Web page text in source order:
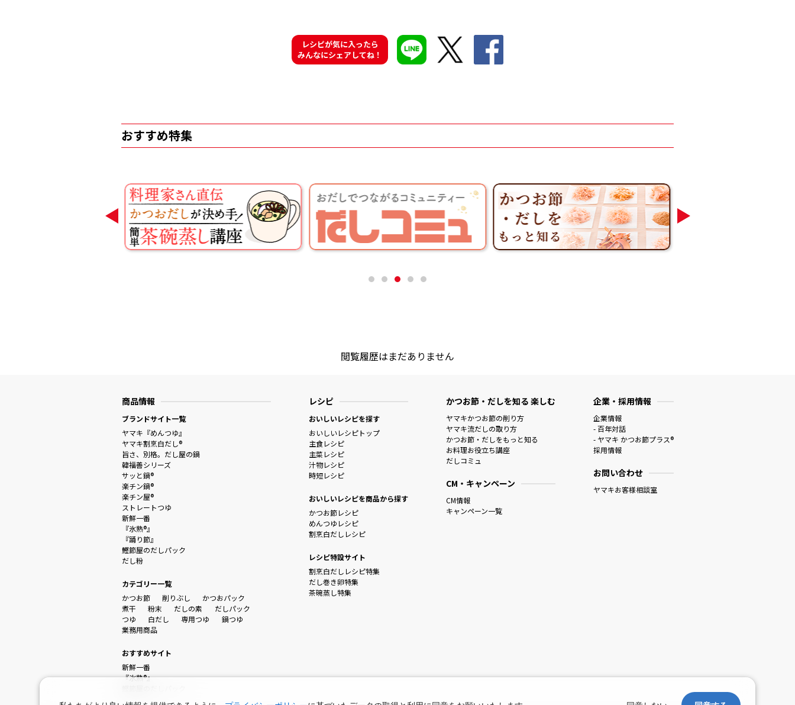
レシピが気に入ったら
みんなにシェアしてね！
おすすめ特集
閲覧履歴はまだありません
商品情報
ブランドサイト一覧
ヤマキ『めんつゆ』
ヤマキ割烹白だし®
旨さ、別格。だし屋の鍋
韓福善シリーズ
サッと鍋®
楽チン鍋®
楽チン屋®
ストレートつゆ
新鮮一番
『氷熟®』
『踊り節』
鰹節屋のだしパック
だし粉
カテゴリー一覧
かつお節
削りぶし
かつおパック
煮干
粉末 だしの素
だしパック
つゆ
白だし 専用つゆ
鍋つゆ
業務用商品
おすすめサイト
新鮮一番
『氷熟®』
レシピ
おいしいレシピを探す
おいしいレシピトップ
主食レシピ
主菜レシピ
汁物レシピ
時短レシピ
おいしいレシピを商品から探す
かつお節レシピ
めんつゆレシピ
割烹白だしレシピ
レシピ特設サイト
割烹白だしレシピ特集
だし巻き卵特集
茶碗蒸し特集
かつお節・だしを知る 楽しむ
ヤマキかつお節の削り方
ヤマキ流だしの取り方
かつお節・だしをもっと知る
お料理お役立ち講座
だしコミュ
CM・キャンペーン
CM情報
キャンペーン一覧
企業・採用情報
企業情報
- 百年対話
- ヤマキ かつお節プラス®
採用情報
お問い合わせ
ヤマキお客様相談室